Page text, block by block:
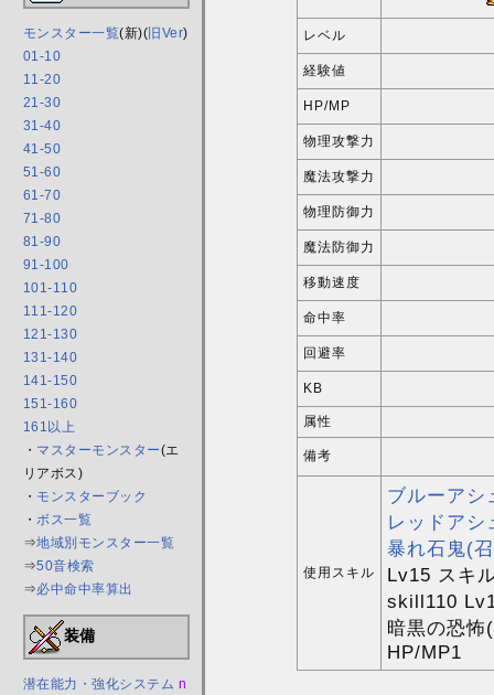
モンスター一覧(新)( 旧Ver)
01-10
11-20
21-30
31-40
41-50
51-60
61-70
71-80
81-90
91-100
101-110
111-120
121-130
131-140
141-150
151-160
161以上
・ マスターモンスター(エ
リアボス)
・ モンスターブック
・ ボス一覧
⇒地域別モンスター一覧
⇒50音検索
⇒必中命中率算出
装備
潜在能力・強化システム n
レベル
経験値
HP/MP
物理攻撃力
魔法攻撃力
物理防御力
魔法防御力
移動速度
命中率
回避率
KB
属性
備考
使用スキル
ブルーアシ
レッドア
暴れ石鬼(
Lv15 スキ
skill110
暗黒の恐怖
HP/MP1